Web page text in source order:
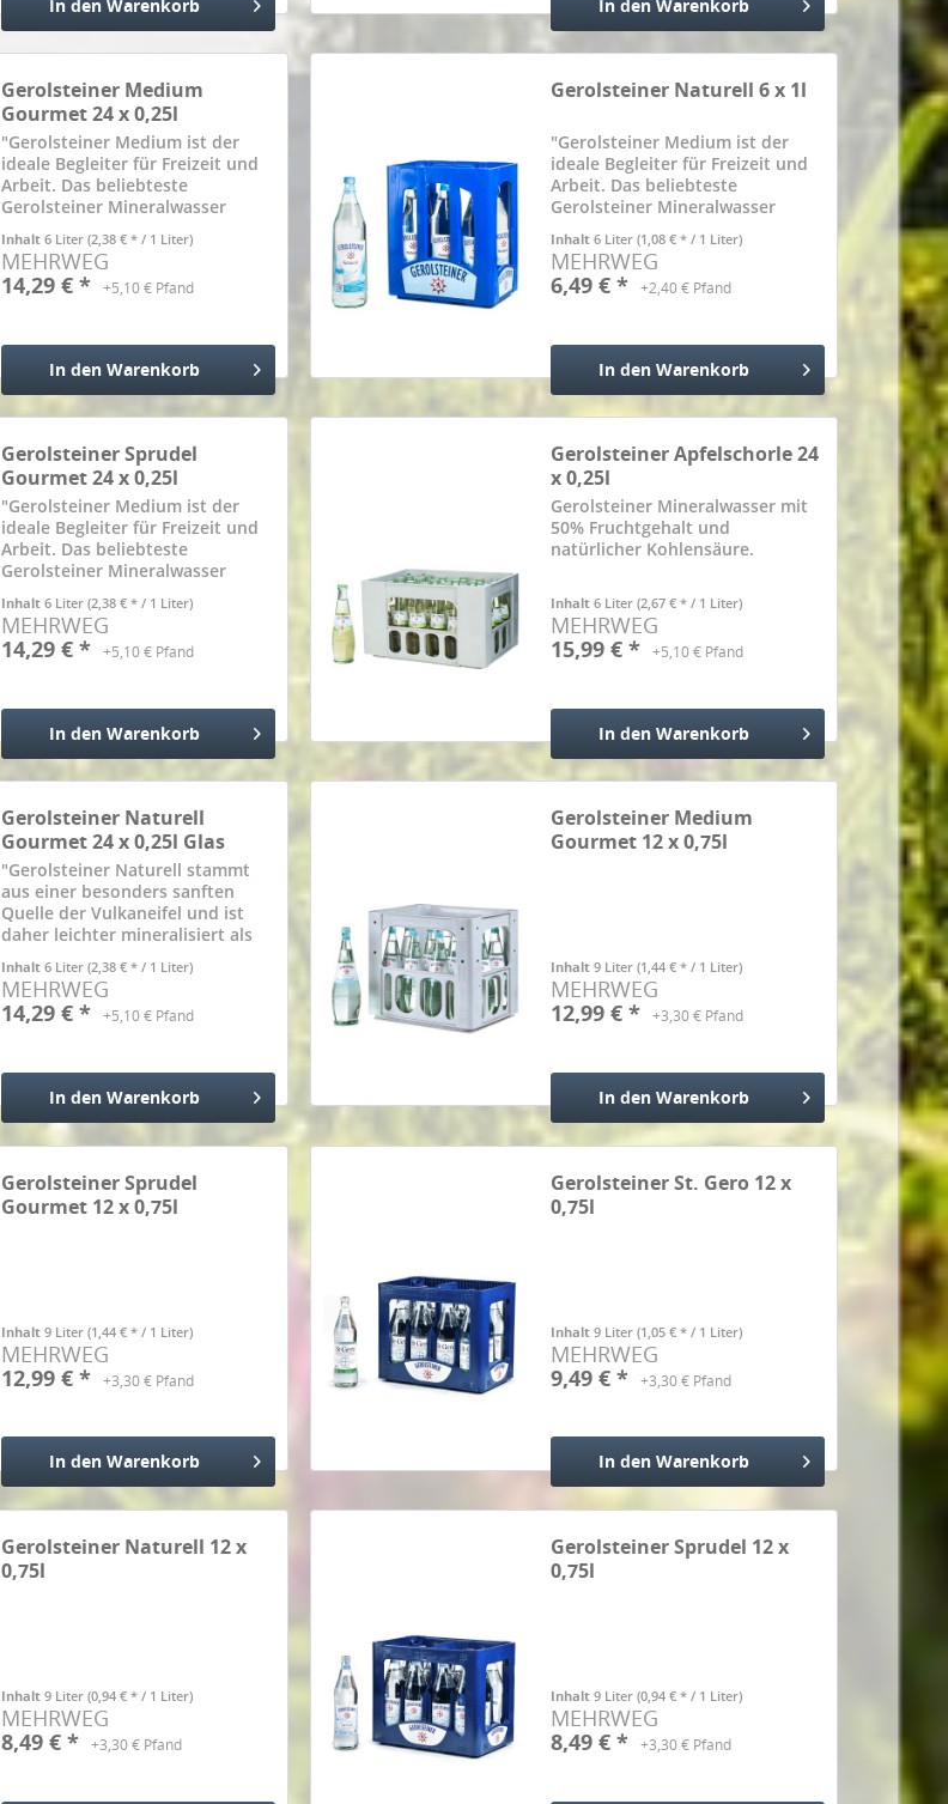
In den Warenkorb
Hinzugefügt
In den Warenkorb
Hinzugefügt
Gerolsteiner Medium
Gourmet 24 x 0,25l
"Gerolsteiner Medium ist der
ideale Begleiter für Freizeit und
Arbeit. Das beliebteste
Gerolsteiner Mineralwasser
überzeugt durch Frische mit
weniger Kohlensäure. Ein Liter
Gerolsteiner Medium deckt mit
348 mg bereits mehr als 1/3
Inhalt6 Liter(2,38 € * / 1 Liter)
MEHRWEG
14,29 € *
+5,10 € Pfand
In den Warenkorb
Hinzugefügt
Gerolsteiner Naturell 6 x 1l
"Gerolsteiner Medium ist der
ideale Begleiter für Freizeit und
Arbeit. Das beliebteste
Gerolsteiner Mineralwasser
überzeugt durch Frische mit
weniger Kohlensäure. Ein Liter
Gerolsteiner Medium deckt mit
348 mg bereits mehr als 1/3
Inhalt6 Liter(1,08 € * / 1 Liter)
MEHRWEG
6,49 € *
+2,40 € Pfand
In den Warenkorb
Hinzugefügt
Gerolsteiner Sprudel
Gourmet 24 x 0,25l
"Gerolsteiner Medium ist der
ideale Begleiter für Freizeit und
Arbeit. Das beliebteste
Gerolsteiner Mineralwasser
überzeugt durch Frische mit
weniger Kohlensäure. Ein Liter
Gerolsteiner Medium deckt mit
348 mg bereits mehr als 1/3
Inhalt6 Liter(2,38 € * / 1 Liter)
MEHRWEG
14,29 € *
+5,10 € Pfand
In den Warenkorb
Hinzugefügt
Gerolsteiner Apfelschorle 24
x 0,25l
Gerolsteiner Mineralwasser mit
50% Fruchtgehalt und
natürlicher Kohlensäure.
Inhalt6 Liter(2,67 € * / 1 Liter)
MEHRWEG
15,99 € *
+5,10 € Pfand
In den Warenkorb
Hinzugefügt
Gerolsteiner Naturell
Gourmet 24 x 0,25l Glas
"Gerolsteiner Naturell stammt
aus einer besonders sanften
Quelle der Vulkaneifel und ist
daher leichter mineralisiert als
Gerolsteiner Sprudel und
Gerolsteiner Medium.
Gerolsteiner Naturell enthält
von Natur aus 885 mg
Inhalt6 Liter(2,38 € * / 1 Liter)
MEHRWEG
14,29 € *
+5,10 € Pfand
In den Warenkorb
Hinzugefügt
Gerolsteiner Medium
Gourmet 12 x 0,75l
Inhalt9 Liter(1,44 € * / 1 Liter)
MEHRWEG
12,99 € *
+3,30 € Pfand
In den Warenkorb
Hinzugefügt
Gerolsteiner Sprudel
Gourmet 12 x 0,75l
Inhalt9 Liter(1,44 € * / 1 Liter)
MEHRWEG
12,99 € *
+3,30 € Pfand
In den Warenkorb
Hinzugefügt
Gerolsteiner St. Gero 12 x
0,75l
Inhalt9 Liter(1,05 € * / 1 Liter)
MEHRWEG
9,49 € *
+3,30 € Pfand
In den Warenkorb
Hinzugefügt
Gerolsteiner Naturell 12 x
0,75l
Inhalt9 Liter(0,94 € * / 1 Liter)
MEHRWEG
8,49 € *
+3,30 € Pfand
Gerolsteiner Sprudel 12 x
0,75l
Inhalt9 Liter(0,94 € * / 1 Liter)
MEHRWEG
8,49 € *
+3,30 € Pfand